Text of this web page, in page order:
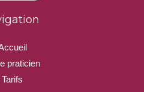
praticien
Tarifs